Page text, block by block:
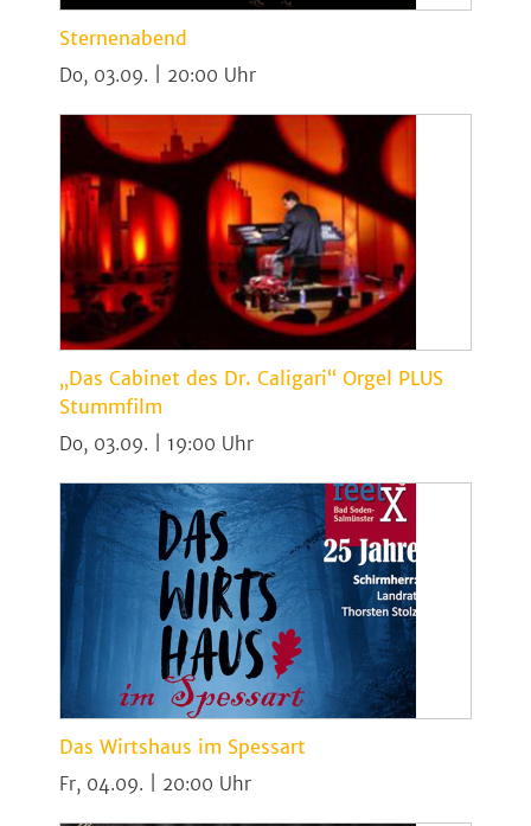
Sternenabend
Do, 03.09. | 20:00
„Das Cabinet des Dr. Caligari“ Orgel PLUS
Stummfilm
Do, 03.09. | 19:00
Das Wirtshaus im Spessart
Fr, 04.09. | 20:00